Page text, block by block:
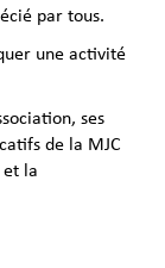
par tous.
une activité
ses
de la MJC
et la